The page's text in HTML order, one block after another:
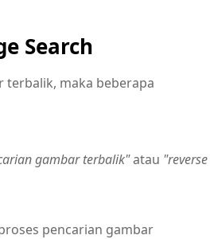
Search
terbalik, maka beberapa
gambar terbalik"atau "reverse
pencarian gambar